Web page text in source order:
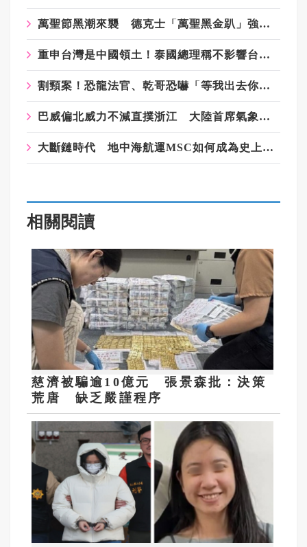
萬聖節黑潮來襲 德克士「萬聖黑金趴」強勢登場
重申台灣是中國領土！泰國總理稱不影響台泰關係 網怒批：遣返泰勞
割頸案！恐龍法官、乾哥恐嚇「等我出去你就知」掀眾怒 兇嫌爸媽被肉搜
巴威偏北威力不減直撲浙江 大陸首席氣象預報員感嘆台灣中央山脈沒削弱風勢
大斷鏈時代 地中海航運MSC如何成為史上首家市占破2O%的貨櫃航商
相關閱讀
慈濟被騙逾10億元 張景森批：決策
荒唐 缺乏嚴謹程序